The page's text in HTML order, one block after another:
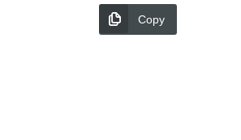
Copy